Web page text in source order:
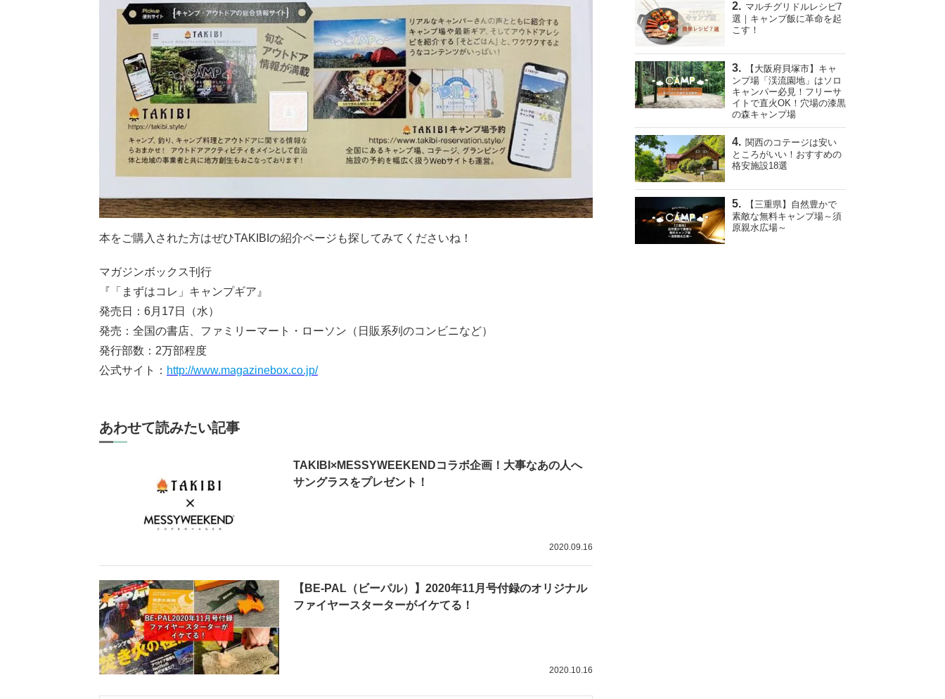
本をご購入された方はぜひTAKIBIの紹介ページも探してみてくださいね！
マガジンボックス刊行
『「まずはコレ」キャンプギア』
発売日：6月17日（水）
発売：全国の書店、ファミリーマート・ローソン（日販系列のコンビニなど）
発行部数：2万部程度
公式サイト： http://www.magazinebox.co.jp/
あわせて読みたい記事
TAKIBI×MESSYWEEKENDコラボ企画！大事なあの人へ
サングラスをプレゼント！
2020.09.16
【BE-PAL（ビーパル）】2020年11月号付録のオリジナル
ファイヤースターターがイケてる！
2020.10.16
マルチグリドルレシピ7
選｜キャンプ飯に革命を起
こす！
【大阪府貝塚市】キャ
ンプ場「渓流園地」はソロ
キャンパー必見！フリーサ
イトで直火OK！穴場の漆黒
の森キャンプ場
関西のコテージは安い
ところがいい！おすすめの
格安施設18選
【三重県】自然豊かで
素敵な無料キャンプ場～須
原親水広場～